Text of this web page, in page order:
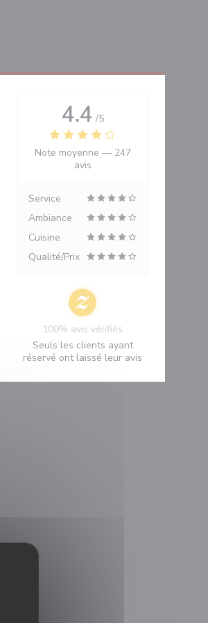
4.4 /5
Note moyenne — 247
avis
Service
Ambiance
Cuisine
Qualité/Prix
100% avis vérifiés
Seuls les clients ayant
réservé ont laissé leur avis